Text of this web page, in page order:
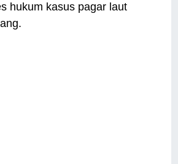
hukum kasus pagar laut